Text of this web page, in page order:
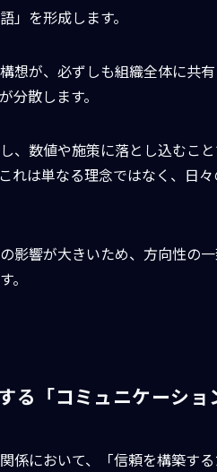
」を形成します。
想が、必ずしも組織全体に共
分散します。
、数値や施策に落とし込むこ
れは単なる理念ではなく、日
影響が大きいため、方向性の
。
る「コミュニケーショ
係において、「信頼を構築す